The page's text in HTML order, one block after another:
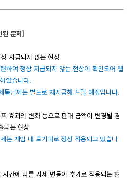
된 문제]
지급되지 않는 현상
하여 정상 지급되지 않는 현상이 확인되어 웹
였습니다.
독님께는 별도로 재지급해 드릴 예정입니다.
효과의 변화 등으로 판매 금액이 변경될 경
되는 현상
는 게임 내 표기대로 정상 적용되고 있습니
간에 따른 시세 변동이 추가로 적용되는 현